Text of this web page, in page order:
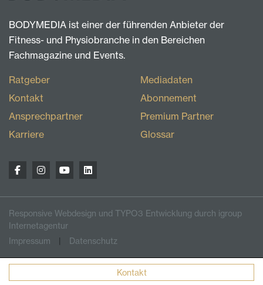
Kontakt
BODYMEDIA ist einer der führenden Anbieter der
Fitness- und Physiobranche in den Bereichen
Fachmagazine und Events.
Ratgeber
Kontakt
Ansprechpartner
Karriere
Mediadaten
Abonnement
Premium Partner
Glossar
Responsive Webdesign und TYPO3 Entwicklung durch igroup
Internetagentur
Impressum
Datenschutz